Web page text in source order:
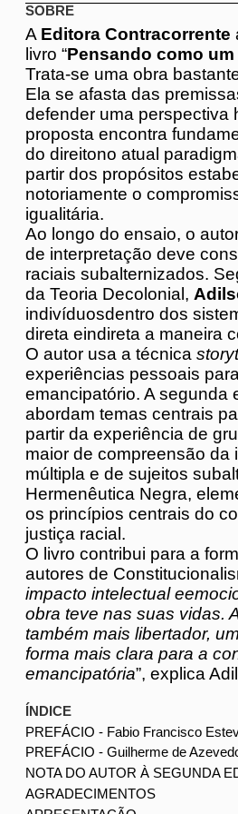
SOBRE
AEditora
aclamado livro “
Hermenêutica Jurídica
Trata-se uma obra
constitucional. Ela se
objetividade para
politicamente
pressuposto de que
paradigma
propósitos
notoriamente o
sociedade igualitária.
Ao longo do ensaio, o
processo de
membros de grupos
formulações da Teoria
Adilson José Moreira
dos sistemas de
eindireta a maneira
O autor usa a técnica
jurídicas e
hermenêutica de
obra incorpora dois
a experiência do
grupos
compreensão da
múltipla e de sujeitos
chama de
uma reflexão sobre os
partir da perspectiva a
O livro contribui para a
certos autores de
falaram sobre o
será agora ainda
vezque esta segunda
a construção de
explica Adilson José